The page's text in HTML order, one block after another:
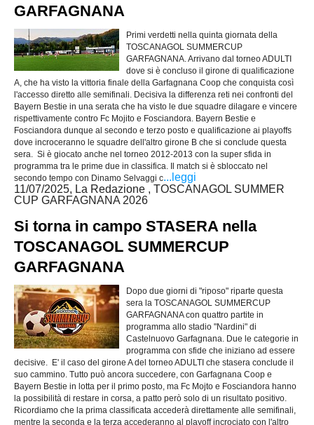
GARFAGNANA
Primi verdetti nella quinta giornata della
TOSCANAGOL SUMMERCUP
GARFAGNANA. Arrivano dal torneo ADULTI
dove si è concluso il girone di qualificazione
A, che ha visto la vittoria finale della Garfagnana Coop che conquista così
l'accesso diretto alle semifinali. Decisiva la differenza reti nei confronti del
Bayern Bestie in una serata che ha visto le due squadre dilagare e vincere
rispettivamente contro Fc Mojito e Fosciandora. Bayern Bestie e
Fosciandora dunque al secondo e terzo posto e qualificazione ai playoffs
dove incroceranno le squadre dell'altro girone B che si conclude questa
sera. Si è giocato anche nel torneo 2012-2013 con la super sfida in
programma tra le prime due in classifica. Il match si è sbloccato nel
secondo tempo con Dinamo Selvaggi c...leggi
11/07/2025, La Redazione , TOSCANAGOL SUMMER
CUP GARFAGNANA 2026
Si torna in campo STASERA nella
TOSCANAGOL SUMMERCUP
GARFAGNANA
Dopo due giorni di "riposo" riparte questa
sera la TOSCANAGOL SUMMERCUP
GARFAGNANA con quattro partite in
programma allo stadio "Nardini" di
Castelnuovo Garfagnana. Due le categorie in
programma con sfide che iniziano ad essere
decisive. E' il caso del girone A del torneo ADULTI che stasera conclude il
suo cammino. Tutto può ancora succedere, con Garfagnana Coop e
Bayern Bestie in lotta per il primo posto, ma Fc Mojto e Fosciandora hanno
la possibilità di restare in corsa, a patto però solo di un risultato positivo.
Ricordiamo che la prima classificata accederà direttamente alle semifinali,
mentre la seconda e la terza accederanno al playoff incrociato con l'altro